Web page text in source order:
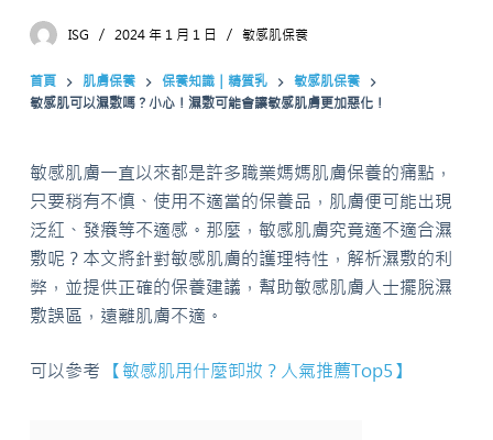
ISG 2024 年 1 月 1 日 敏感肌保養
首頁 肌膚保養 保養知識｜精質乳
敏感肌保養
敏感肌可以濕敷嗎？小心！濕敷可能會讓敏感肌膚更加惡化！
敏感肌膚一直以來都是許多職業媽媽肌膚保養的痛點，
只要稍有不慎、使用不適當的保養品，肌膚便可能出現
泛紅、發癢等不適感。那麼，敏感肌膚究竟適不適合濕
敷呢？本文將針對敏感肌膚的護理特性，解析濕敷的利
弊，並提供正確的保養建議，幫助敏感肌膚人士擺脫濕
敷誤區，遠離肌膚不適。
可以參考 【敏感肌用什麼卸妝？人氣推薦Top5】